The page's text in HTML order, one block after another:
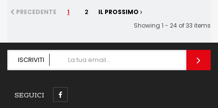
PRECEDENTE 1 2
IL PROSSIMO
Showing 1 - 24 of 33 items
ISCRIVITI
SEGUICI